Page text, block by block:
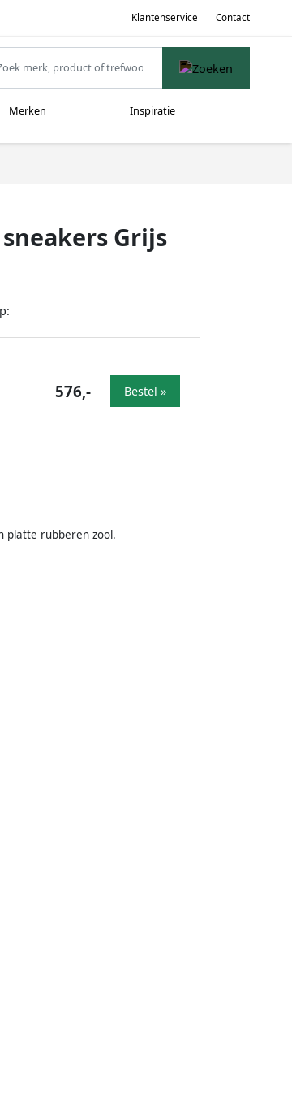
Klantenservice Contact
Merken Inspiratie
Grijs
576,- Bestel »
platte rubberen zool.